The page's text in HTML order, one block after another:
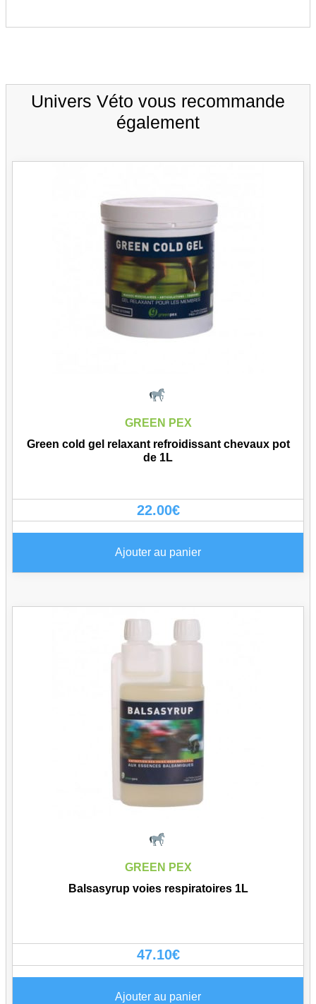
Univers Véto vous recommande
également
GREEN PEX
Green cold gel relaxant refroidissant chevaux pot
de 1L
22.00€
Ajouter au panier
GREEN PEX
Balsasyrup voies respiratoires 1L
47.10€
Ajouter au panier